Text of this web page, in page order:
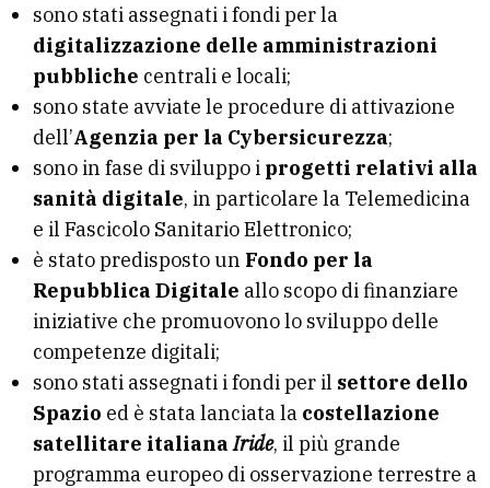
sono stati assegnati i fondi per la
digitalizzazione delle amministrazioni
pubbliche centrali e locali;
sono state avviate le procedure di attivazione
dell’Agenzia per la Cybersicurezza;
sono in fase di sviluppo i progetti relativi alla
sanità digitale, in particolare la Telemedicina
e il Fascicolo Sanitario Elettronico;
è stato predisposto un Fondo per la
Repubblica Digitale allo scopo di finanziare
iniziative che promuovono lo sviluppo delle
competenze digitali;
sono stati assegnati i fondi per il settore dello
Spazio ed è stata lanciata la costellazione
satellitare italianaIride, il più grande
programma europeo di osservazione terrestre a